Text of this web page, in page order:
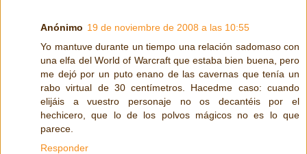
Anónimo 19 de noviembre de 2008 a las 10:55
Yo mantuve durante un tiempo una relación sadomaso con
una elfa del World of Warcraft que estaba bien buena, pero
me dejó por un puto enano de las cavernas que tenía un
rabo virtual de 30 centímetros. Hacedme caso: cuando
elijáis a vuestro personaje no os decantéis por el
hechicero, que lo de los polvos mágicos no es lo que
parece.
Responder